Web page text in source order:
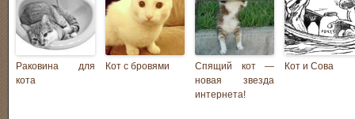
Раковина для
кота
Кот с бровями
Спящий кот —
новая звезда
интернета!
Кот и Сова